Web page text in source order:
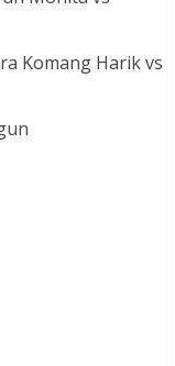
Komang Harik vs